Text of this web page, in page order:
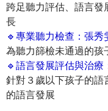
跨足聽力評估、語言發
長
🔹專業聽力檢查： 張秀
為聽力篩檢未通過的孩
🔹語言發展評估與治療
針對３歲以下孩子的語
的語言發展